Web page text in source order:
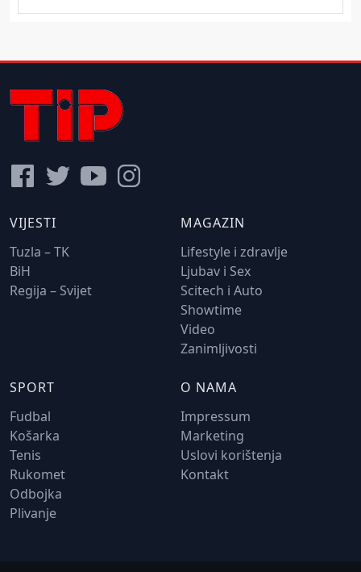
VIJESTI
Tuzla – TK
BiH
Regija – Svijet
MAGAZIN
Lifestyle i zdravlje
Ljubav i Sex
Scitech i Auto
Showtime
Video
Zanimljivosti
SPORT
Fudbal
Košarka
Tenis
Rukomet
Odbojka
Plivanje
O NAMA
Impressum
Marketing
Uslovi korištenja
Kontakt